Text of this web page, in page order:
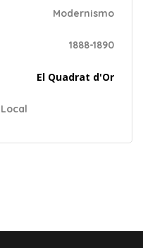
Modernismo
1888-1890
El Quadrat d'Or